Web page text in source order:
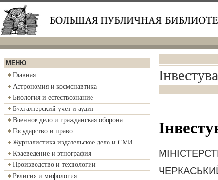
МЕНЮ
Главная
Астрономия и космонавтика
Биология и естествознание
Бухгалтерский учет и аудит
Военное дело и гражданская оборона
Государство и право
Журналистика издательское дело и СМИ
Краеведение и этнография
Производство и технологии
Религия и мифология